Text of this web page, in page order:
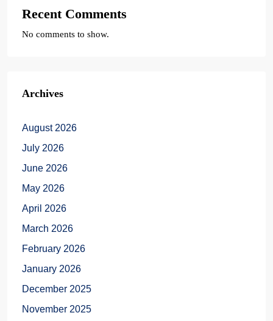
Recent Comments
No comments to show.
Archives
August 2026
July 2026
June 2026
May 2026
April 2026
March 2026
February 2026
January 2026
December 2025
November 2025